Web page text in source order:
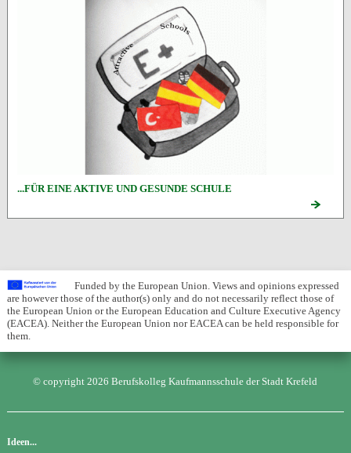
...FÜR EINE AKTIVE UND GESUNDE SCHULE
Funded by the European Union. Views and opinions expressed
are however those of the author(s) only and do not necessarily reflect those of
the European Union or the European Education and Culture Executive Agency
(EACEA). Neither the European Union nor EACEA can be held responsible for
them.
© copyright 2026 Berufskolleg Kaufmannsschule der Stadt Krefeld
Ideen...